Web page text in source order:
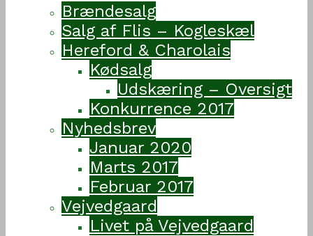
Brændesalg
Salg af Flis – Kogleskæl
Hereford & Charolais
Kødsalg
Udskæring – Oversigt
Konkurrence 2017
Nyhedsbrev
Januar 2020
Marts 2017
Februar 2017
Vejvedgaard
Livet på Vejvedgaard